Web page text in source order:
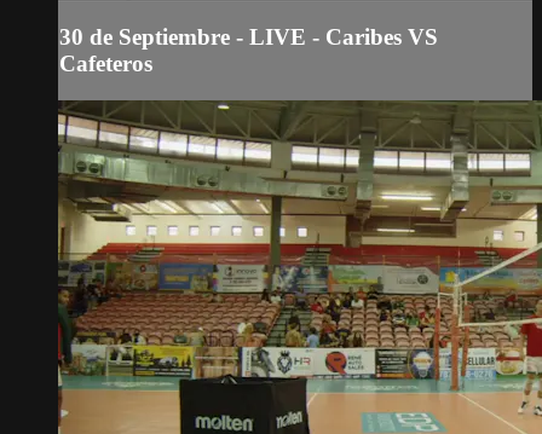
30 de Septiembre - LIVE - Caribes VS
Cafeteros